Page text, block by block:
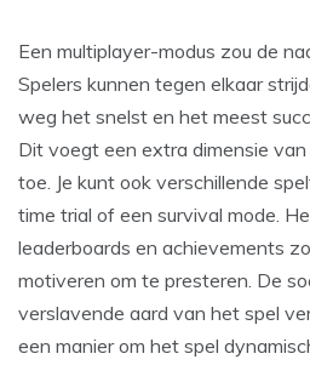
Een multiplayer-modus zou de
Spelers kunnen tegen elkaar
weg het snelst en het meest
Dit voegt een extra dimensie
toe. Je kunt ook verschillende
time trial of een survival mode.
leaderboards en achievements
motiveren om te presteren. De
verslavende aard van het spel
een manier om het spel